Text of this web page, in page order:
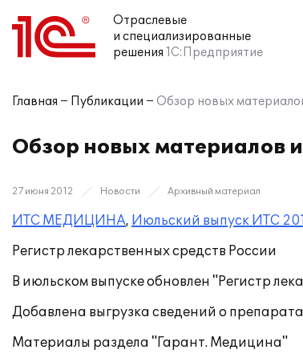
Отраслевые
и специализированные
решения 1С:Предприятие
Главная Публикации Обзор новых
Обзор новых
27 июня 2012 Новости Архивный материал
ИТС МЕДИЦИНА, Июльский выпуск ИТС
Регистр лекарственных средств России
В июльском выпуске обновлен "Регистр
Добавлена выгрузка сведений о
Материалы раздела "Гарант. Медицина"